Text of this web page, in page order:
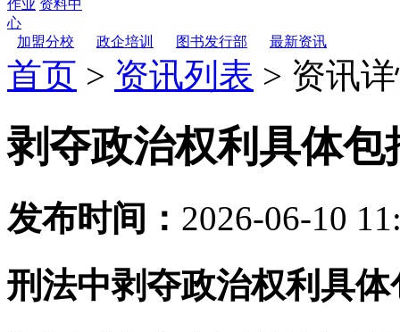
作业 资料中
心
加盟分校
政企培训 图书发行部 最新资讯
首页 > 资讯列表 > 资讯
剥夺政治权利具体
发布时间： 2026-06-10
刑法中剥夺政治权利具